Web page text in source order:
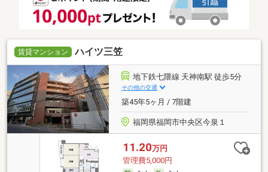
賃貸マンション ハイツ三笠
地下鉄七隈線 天神南駅 徒歩5分
その他の交通
築45年5ヶ月 / 7階建
福岡県福岡市中央区今泉１
11.20万円
管理費5,000円